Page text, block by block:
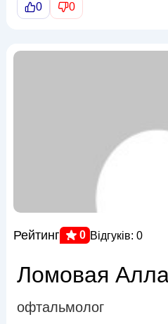
0 0
Рейтинг 0 Відгуків: 0
Ломовая
офтальмолог